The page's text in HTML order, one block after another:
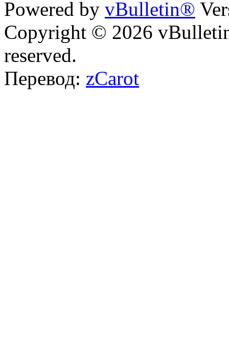
Powered by vBulletin®
Copyright © 2026
reserved.
Перевод: zCarot